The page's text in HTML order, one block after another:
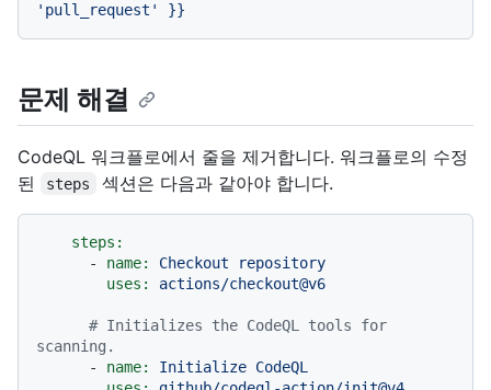
'pull_request'
}}
문제 해결
CodeQL 워크플로에서 줄을 제거합니다. 워크플로의 수정
된
steps 섹션은 다음과 같아야 합니다.
steps:
-
name: Checkout
repository
uses:
actions/checkout@v6
# Initializes the CodeQL tools for
scanning.
-
name: Initialize CodeQL